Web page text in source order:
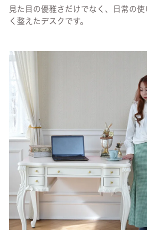
見た目の優雅さだけでなく、日常の
く整えたデスクです。